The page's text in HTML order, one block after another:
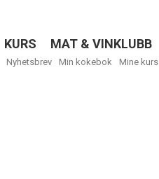
KURS MAT & VINKLUBB
Nyhetsbrev Min kokebok Mine kurs